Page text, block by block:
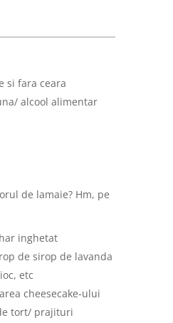
si fara ceara
alcool alimentar
de lamaie? Hm, pe
inghetat
de sirop de lavanda
etc
cheesecake-ului
tort/ prajituri